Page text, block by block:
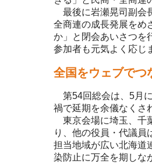
最後に岩瀬晃司副会
全商連の成長発展をめ
か」と閉会あいさつを
参加者も元気よく応じ
全国をウェブでつ
第54回総会は、5月
禍で延期を余儀なくさ
東京会場に埼玉、千
り、他の役員・代議員
担当地域が広い北海道
染防止に万全を期しな